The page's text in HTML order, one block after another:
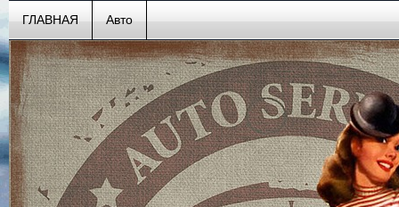
ГЛАВНАЯ Авто